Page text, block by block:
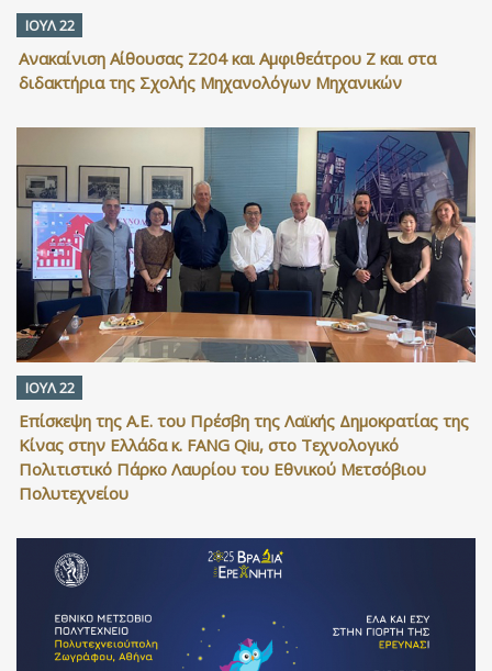
ΙΟΥΛ 22
Ανακαίνιση Αίθουσας Ζ204 και Αμφιθεάτρου Ζ και στα
διδακτήρια της Σχολής Μηχανολόγων Μηχανικών
ΙΟΥΛ 22
Επίσκεψη της Α.Ε. του Πρέσβη της Λαϊκής Δημοκρατίας της
Κίνας στην Ελλάδα κ. FANG Qiu, στο Τεχνολογικό
Πολιτιστικό Πάρκο Λαυρίου του Εθνικού Μετσόβιου
Πολυτεχνείου